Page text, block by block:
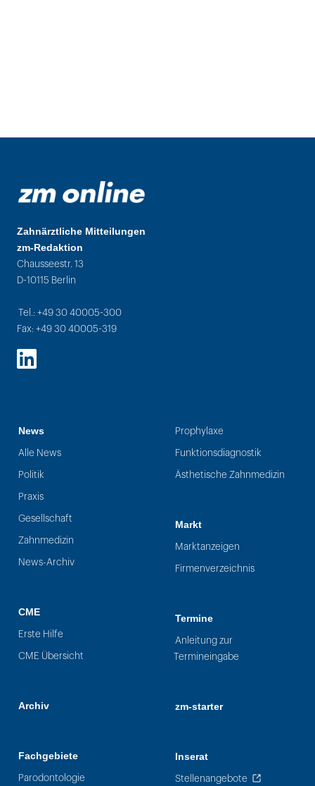
Zahnärztliche Mitteilungen
zm-Redaktion
Chausseestr. 13
D-10115 Berlin
Tel.: +49 30 40005-300
Fax: +49 30 40005-319
LinkedIn
News
Alle News
Politik
Praxis
Gesellschaft
Zahnmedizin
News-Archiv
CME
Erste Hilfe
CME Übersicht
Archiv
Fachgebiete
Parodontologie
Prophylaxe
Funktionsdiagnostik
Ästhetische Zahnmedizin
Markt
Marktanzeigen
Firmenverzeichnis
Termine
Anleitung zur
Termineingabe
zm-starter
Inserat
Stellenangebote